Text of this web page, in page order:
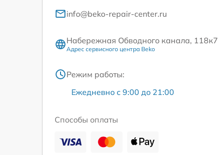
info@beko-repair-center.ru
Набережная Обводного канала, 118к7
Адрес сервисного центра Beko
Режим работы:
Ежедневно с 9:00 до 21:00
Способы оплаты